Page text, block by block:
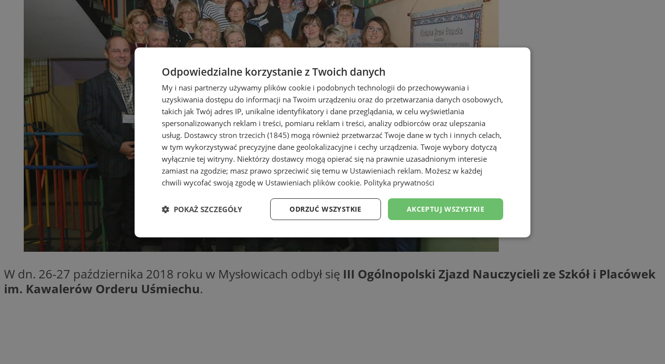
W dn. 26-27 października 2018 roku w Mysłowicach odbył się III Ogólnopolski Zjazd Nauczycieli ze Szkół i Placówek
im. Kawalerów Orderu Uśmiechu.
Odpowiedzialne korzystanie z Twoich danych
My i nasi partnerzy używamy plików cookie i podobnych technologii do przechowywania i
uzyskiwania dostępu do informacji na Twoim urządzeniu oraz do przetwarzania danych osobowych,
takich jak Twój adres IP, unikalne identyfikatory i dane przeglądania, w celu wyświetlania
spersonalizowanych reklam i treści, pomiaru reklam i treści, analizy odbiorców oraz ulepszania
usług. Dostawcy stron trzecich (1845) mogą również przetwarzać Twoje dane w tych i innych celach,
w tym wykorzystywać precyzyjne dane geolokalizacyjne i cechy urządzenia. Twoje wybory dotyczą
wyłącznie tej witryny. Niektórzy dostawcy mogą opierać się na prawnie uzasadnionym interesie
zamiast na zgodzie; masz prawo sprzeciwić się temu w Ustawieniach reklam. Możesz w każdej
chwili wycofać swoją zgodę w Ustawieniach plików cookie. Polityka prywatności
AKCEPTUJ WSZYSTKIE
ODRZUĆ WSZYSTKIE
POKAŻ SZCZEGÓŁY
Niezbędne Wydajność Targetowanie Funkcjonalność Niesklasyfikowane